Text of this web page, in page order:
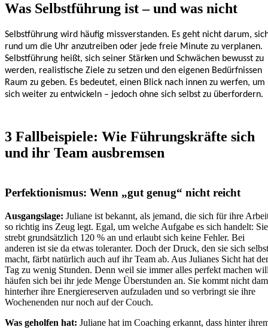
Was Selbstführung ist – und was nicht
Selbstführung wird häufig missverstanden. Es geht nicht darum,
rund um die Uhr anzutreiben oder jede freie Minute zu verplanen.
Selbstführung heißt, sich seiner Stärken und Schwächen bewusst zu
werden, realistische Ziele zu setzen und den eigenen Bedürfnissen
Raum zu geben. Es bedeutet, einen Blick nach innen zu werfen, um
sich weiter zu entwickeln – jedoch ohne sich selbst zu überfordern.
3 Fallbeispiele: Wie Führungskräfte sich
und ihr Team ausbremsen
Perfektionismus: Wenn „gut genug“ nicht reicht
Ausgangslage: Juliane ist bekannt, als jemand, die sich für ihre
so richtig ins Zeug legt. Egal, um welche Aufgabe es sich handelt: Sie
strebt grundsätzlich 120 % an und erlaubt sich keine Fehler. Bei
anderen ist sie da etwas toleranter. Doch der Druck, den sie sich selbst
macht, färbt natürlich auch auf ihr Team ab. Aus Julianes Sicht hat der
Tag zu wenig Stunden. Denn weil sie immer alles perfekt machen
häufen sich bei ihr jede Menge Überstunden an. Sie kommt nicht
hinterher ihre Energiereserven aufzuladen und so verbringt sie ihre
Wochenenden nur noch auf der Couch.
Was geholfen hat: Juliane hat im Coaching erkannt, dass hinter